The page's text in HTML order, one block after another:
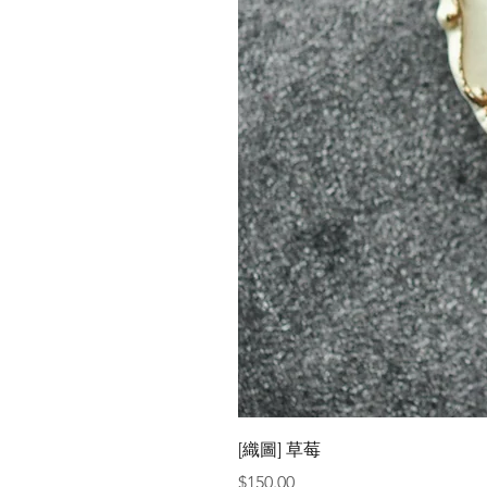
[織圖] 草莓
價格
$150.00